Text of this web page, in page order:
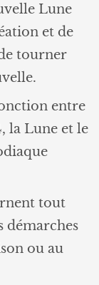
Lune
et de
tourner
entre
la Lune et le
tout
démarches
ou au